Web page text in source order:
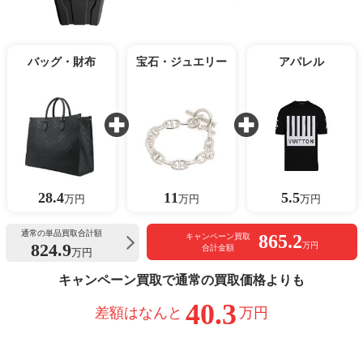
バッグ・財布
28.4万円
宝石・ジュエリー
11 万円
アパレル
5.5万円
通常の単品買取合計額
824.9万円
キャンペーン買取
合計金額
865.2万円
キャンペーン買取で通常の買取価格よりも
差額はなんと 40.3 万円